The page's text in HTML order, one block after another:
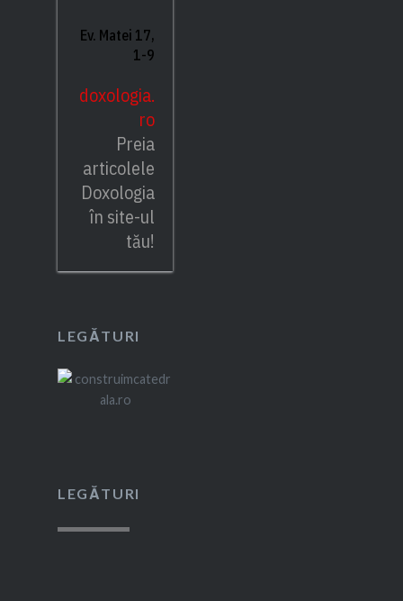
Ev. Matei 17,
1-9
doxologia.
ro
Preia
articolele
Doxologia
în site-ul
tău!
LEGĂTURI
LEGĂTURI